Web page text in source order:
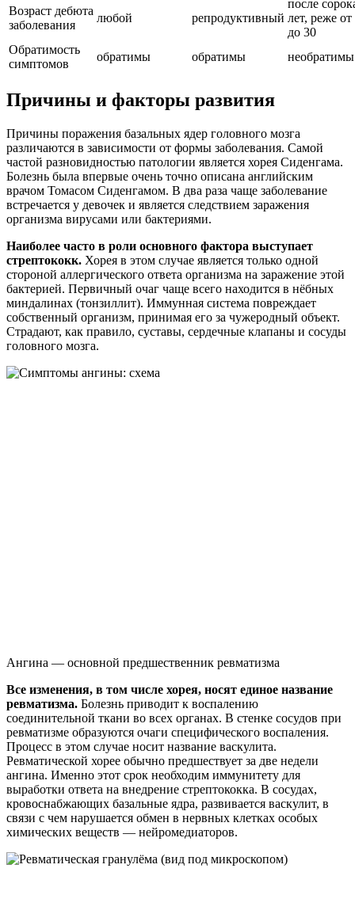
Возраст дебюта
заболевания
любой репродуктивный
после
лет, реже от
до 30
Обратимость
симптомов
обратимы обратимы необратимы
Причины и факторы развития
Причины поражения базальных ядер головного мозга
различаются в зависимости от формы заболевания. Самой
частой разновидностью патологии является хорея Сиденгама.
Болезнь была впервые очень точно описана английским
врачом Томасом Сиденгамом. В два раза чаще заболевание
встречается у девочек и является следствием заражения
организма вирусами или бактериями.
Наиболее часто в роли основного фактора выступает
стрептококк. Хорея в этом случае является только одной
стороной аллергического ответа организма на заражение этой
бактерией. Первичный очаг чаще всего находится в нёбных
миндалинах (тонзиллит). Иммунная система повреждает
собственный организм, принимая его за чужеродный объект.
Страдают, как правило, суставы, сердечные клапаны и сосуды
головного мозга.
Ангина — основной предшественник ревматизма
Все изменения, в том числе хорея, носят единое название
ревматизма. Болезнь приводит к воспалению
соединительной ткани во всех органах. В стенке сосудов при
ревматизме образуются очаги специфического воспаления.
Процесс в этом случае носит название васкулита.
Ревматической хорее обычно предшествует за две недели
ангина. Именно этот срок необходим иммунитету для
выработки ответа на внедрение стрептококка. В сосудах,
кровоснабжающих базальные ядра, развивается васкулит, в
связи с чем нарушается обмен в нервных клетках особых
химических веществ — нейромедиаторов.